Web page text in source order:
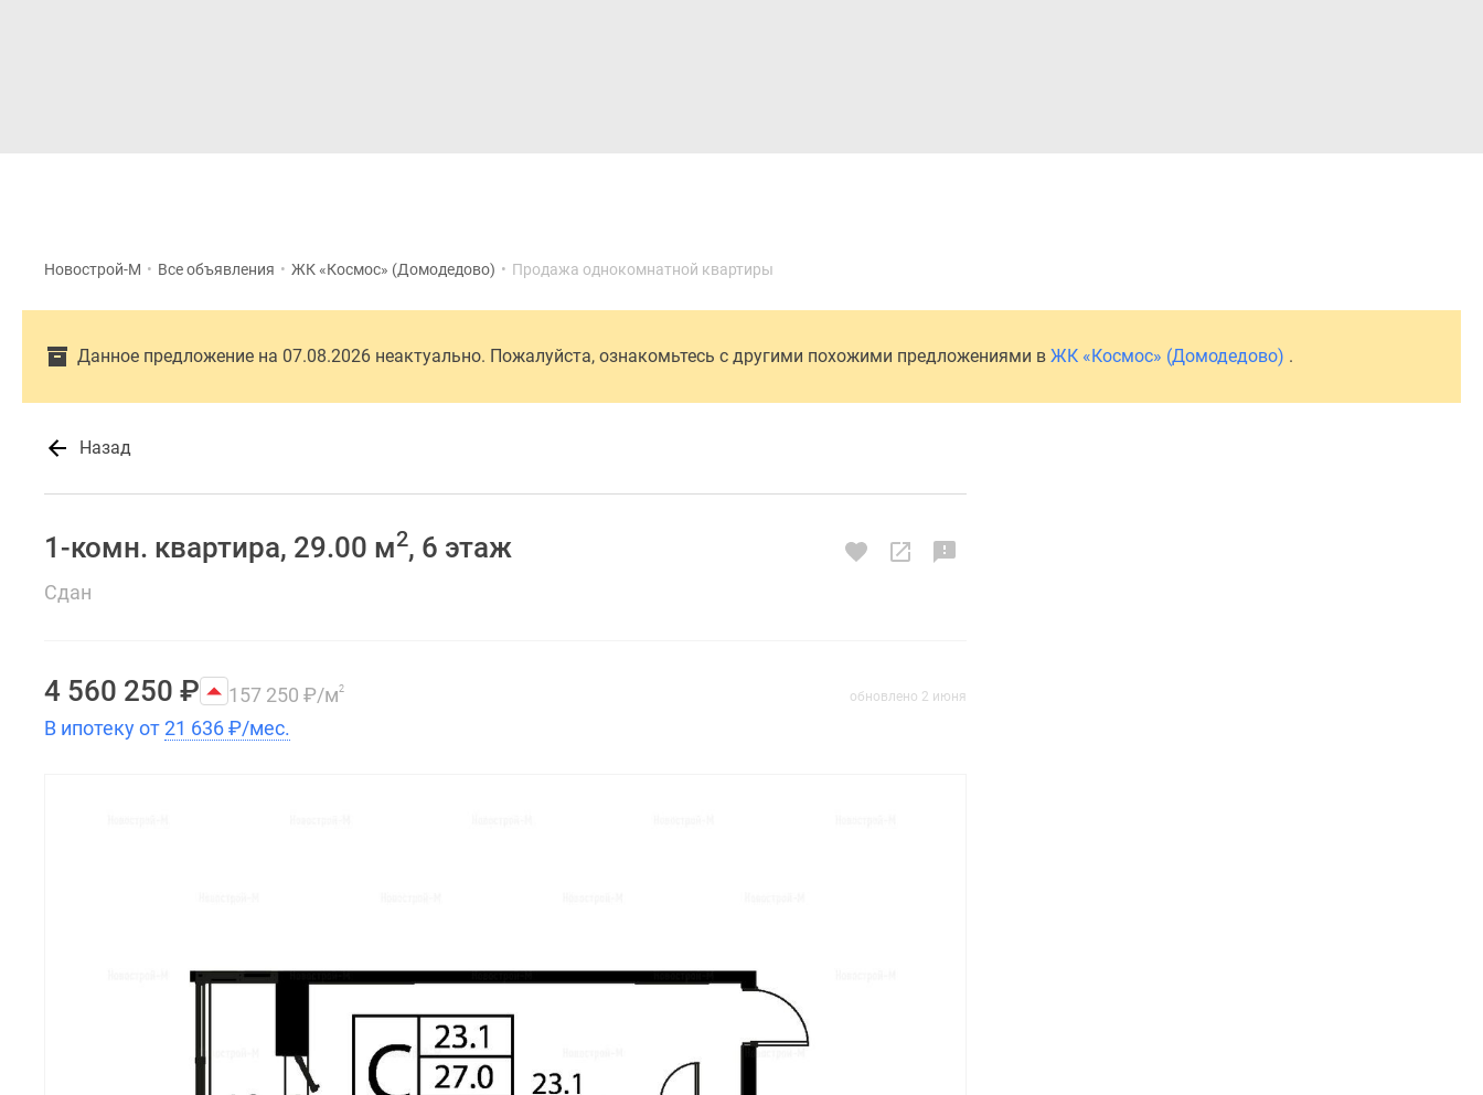
Новострой-М • Все объявления • ЖК «Космос» (Домодедово) • Продажа однокомнатной квартиры
Данное предложение на 07.08.2026 неактуально. Пожалуйста, ознакомьтесь с другими похожими предложениями в ЖК «Космос» (Домодедово) .
Назад
1-комн. квартира, 29.00 м2, 6 этаж
Сдан
4 560 250 ₽ 157 250 ₽/м2
В ипотеку от21 636₽/мес.
обновлено 2 июня